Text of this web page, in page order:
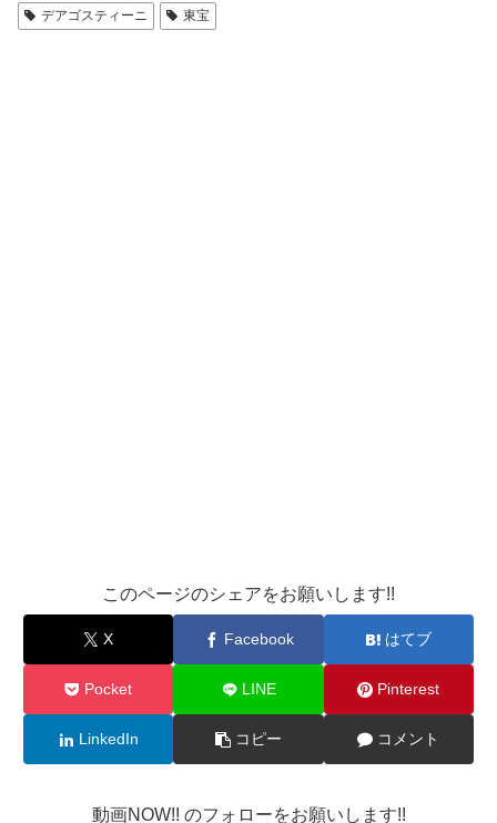
デアゴスティーニ 東宝
このページのシェアをお願いします!!
X Facebook はてブ
Pocket LINE Pinterest
LinkedIn コピー コメント
動画NOW!! のフォローをお願いします!!